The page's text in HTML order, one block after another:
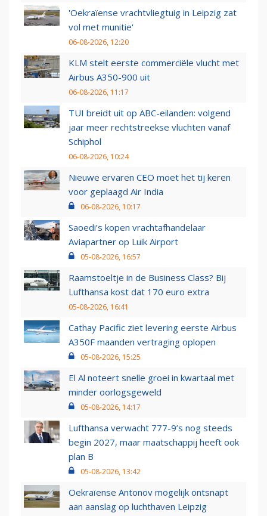
'Oekraïense vrachtvliegtuig in Leipzig zat
vol met munitie'
06-08-2026, 12:20
KLM stelt eerste commerciële vlucht met
Airbus A350-900 uit
06-08-2026, 11:17
TUI breidt uit op ABC-eilanden: volgend
jaar meer rechtstreekse vluchten vanaf
Schiphol
06-08-2026, 10:24
Nieuwe ervaren CEO moet het tij keren
voor geplaagd Air India
06-08-2026, 10:17
Saoedi’s kopen vrachtafhandelaar
Aviapartner op Luik Airport
05-08-2026, 16:57
Raamstoeltje in de Business Class? Bij
Lufthansa kost dat 170 euro extra
05-08-2026, 16:41
Cathay Pacific ziet levering eerste Airbus
A350F maanden vertraging oplopen
05-08-2026, 15:25
El Al noteert snelle groei in kwartaal met
minder oorlogsgeweld
05-08-2026, 14:17
Lufthansa verwacht 777-9’s nog steeds
begin 2027, maar maatschappij heeft ook
plan B
05-08-2026, 13:42
Oekraïense Antonov mogelijk ontsnapt
aan aanslag op luchthaven Leipzig